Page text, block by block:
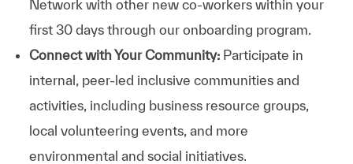
Network with other new co-workers within your
first 30 days through our onboarding program.
Connect with Your Community:Participate in
internal, peer-led inclusive communities and
activities, including business resource groups,
local volunteering events, and more
environmental and social initiatives.